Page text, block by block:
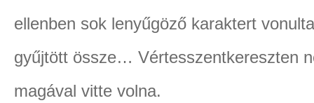
ellenben sok lenyűgöző karaktert
gyűjtött össze… Vértesszentkereszten
magával vitte volna.